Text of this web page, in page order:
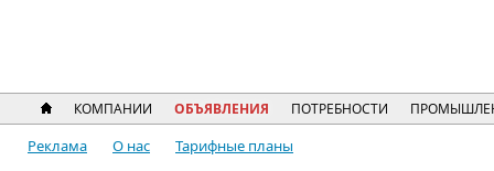
КОМПАНИИ ОБЪЯВЛЕНИЯ ПОТРЕБНОСТИ
Реклама О нас Тарифные планы